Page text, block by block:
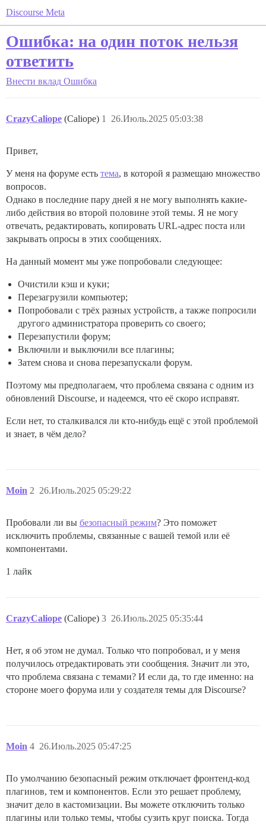
Discourse Meta
Ошибка: на один поток нельзя
ответить
Внести вклад Ошибка
CrazyCaliope (Caliope) 26.Июль.2025 05:03:38
1
Привет,
У меня на форуме есть тема, в которой я размещаю множество
вопросов.
Однако в последние пару дней я не могу выполнять какие-
либо действия во второй половине этой темы. Я не могу
отвечать, редактировать, копировать URL-адрес поста или
закрывать опросы в этих сообщениях.
На данный момент мы уже попробовали следующее:
Очистили кэш и куки;
Перезагрузили компьютер;
Попробовали с трёх разных устройств, а также попросили
другого администратора проверить со своего;
Перезапустили форум;
Включили и выключили все плагины;
Затем снова и снова перезапускали форум.
Поэтому мы предполагаем, что проблема связана с одним из
обновлений Discourse, и надеемся, что её скоро исправят.
Если нет, то сталкивался ли кто-нибудь ещё с этой проблемой
и знает, в чём дело?
Moin 26.Июль.2025 05:29:22
2
Пробовали ли вы безопасный режим? Это поможет
исключить проблемы, связанные с вашей темой или её
компонентами.
1 лайк
CrazyCaliope (Caliope) 26.Июль.2025 05:35:44
3
Нет, я об этом не думал. Только что попробовал, и у меня
получилось отредактировать эти сообщения. Значит ли это,
что проблема связана с темами? И если да, то где именно: на
стороне моего форума или у создателя темы для Discourse?
Moin 26.Июль.2025 05:47:25
4
По умолчанию безопасный режим отключает фронтенд-код
плагинов, тем и компонентов. Если это решает проблему,
значит дело в кастомизации. Вы можете отключить только
плагины или только темы, чтобы сузить круг поиска. Тогда